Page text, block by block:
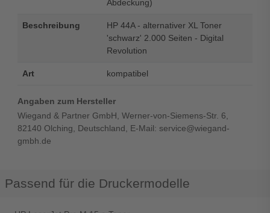
Abdeckung)
Beschreibung
HP 44A - alternativer XL Toner
'schwarz' 2.000 Seiten - Digital
Revolution
Art kompatibel
Angaben zum Hersteller
Wiegand & Partner GmbH, Werner-von-Siemens-Str. 6,
82140 Olching, Deutschland, E-Mail: service@wiegand-
gmbh.de
Passend für die Druckermodelle